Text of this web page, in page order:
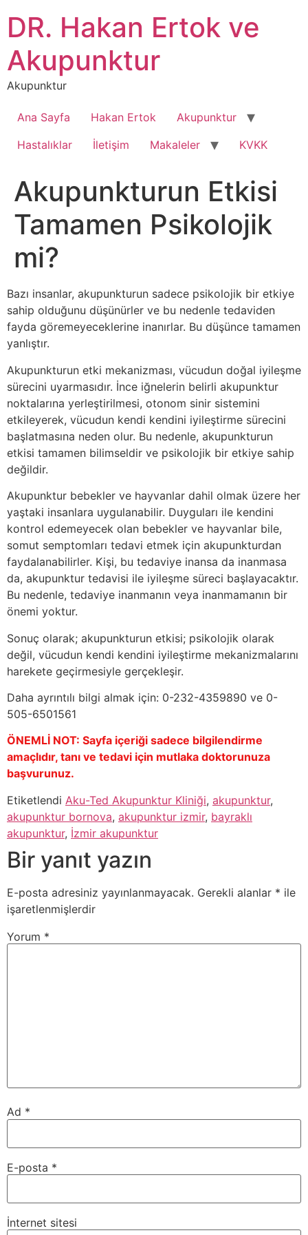
atlaDR. Hakan Ertok ve
Akupunktur
Akupunktur
Ana Sayfa Hakan Ertok
Akupunktur
Hastalıklar
İletişim Makaleler KVKK
Akupunkturun Etkisi
Tamamen Psikolojik
mi?
Bazı insanlar, akupunkturun sadece psikolojik bir etkiye
sahip olduğunu düşünürler ve bu nedenle tedaviden
fayda göremeyeceklerine inanırlar. Bu düşünce tamamen
yanlıştır.
Akupunkturun etki mekanizması, vücudun doğal iyileşme
sürecini uyarmasıdır. İnce iğnelerin belirli akupunktur
noktalarına yerleştirilmesi, otonom sinir sistemini
etkileyerek, vücudun kendi kendini iyileştirme sürecini
başlatmasına neden olur. Bu nedenle, akupunkturun
etkisi tamamen bilimseldir ve psikolojik bir etkiye sahip
değildir.
Akupunktur bebekler ve hayvanlar dahil olmak üzere her
yaştaki insanlara uygulanabilir. Duyguları ile kendini
kontrol edemeyecek olan bebekler ve hayvanlar bile,
somut semptomları tedavi etmek için akupunkturdan
faydalanabilirler. Kişi, bu tedaviye inansa da inanmasa
da, akupunktur tedavisi ile iyileşme süreci başlayacaktır.
Bu nedenle, tedaviye inanmanın veya inanmamanın bir
önemi yoktur.
Sonuç olarak; akupunkturun etkisi; psikolojik olarak
değil, vücudun kendi kendini iyileştirme mekanizmalarını
harekete geçirmesiyle gerçekleşir.
Daha ayrıntılı bilgi almak için: 0-232-4359890 ve 0-
505-6501561
ÖNEMLİ NOT: Sayfa içeriği sadece bilgilendirme
amaçlıdır, tanı ve tedavi için mutlaka doktorunuza
başvurunuz.
Etiketlendi Aku-Ted Akupunktur Kliniği, akupunktur,
akupunktur bornova, akupunktur izmir, bayraklı
akupunktur, İzmir akupunktur
Bir yanıt yazın
E-posta adresiniz yayınlanmayacak. Gerekli alanlar * ile
işaretlenmişlerdir
Yorum *
Ad *
E-posta *
İnternet sitesi